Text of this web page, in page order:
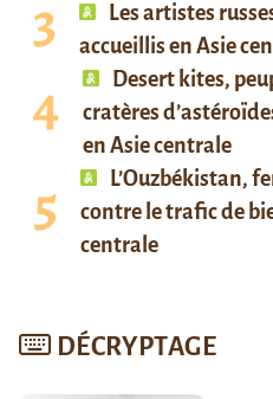
Les artistes
accueillis en Asie
Desert kites,
cratères
en Asie centrale
L’Ouzbékistan,
contre le trafic de
centrale
DÉCRYPTAGE